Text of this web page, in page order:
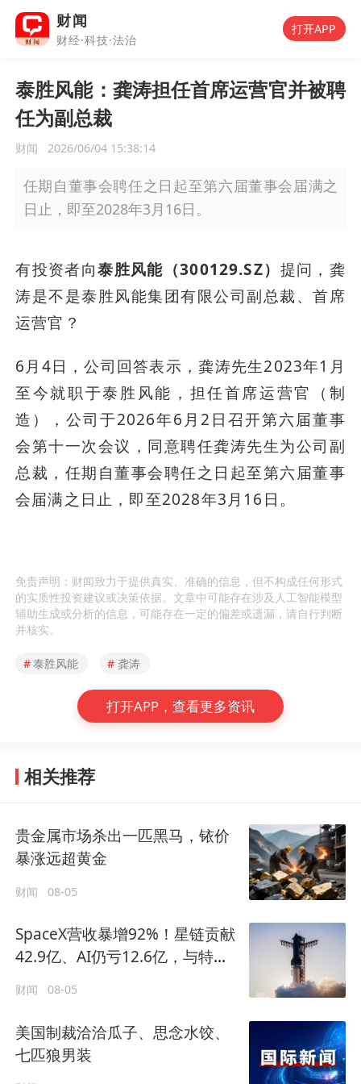
财闻
财经·科技·法治
打开APP
泰胜风能：龚涛担任首席运营官并被聘
任为副总裁
财闻 2026/06/04 15:38:14
任期自董事会聘任之日起至第六届董事会届满之
日止，即至2028年3月16日。
有投资者向泰胜风能（300129.SZ） 提问，龚
涛是不是泰胜风能集团有限公司副总裁、首席
运营官？
6月4日，公司回答表示，龚涛先生2023年1月
至今就职于泰胜风能，担任首席运营官（制
造），公司于2026年6月2日召开第六届董事
会第十一次会议，同意聘任龚涛先生为公司副
总裁，任期自董事会聘任之日起至第六届董事
会届满之日止，即至2028年3月16日。
免责声明：财闻致力于提供真实、准确的信息，但不构成任何形式
的实质性投资建议或决策依据。文章中可能存在涉及人工智能模型
辅助生成或分析的信息，可能存在一定的偏差或遗漏，请自行判断
并核实。
#泰胜风能 # 龚涛
打开APP，查看更多资讯
相关推荐
贵金属市场杀出一匹黑马，铱价
暴涨远超黄金
财闻 08-05
SpaceX营收暴增92%！星链贡献
42.9亿、AI仍亏12.6亿，与特斯
拉关联交易曝光
财闻 08-05
美国制裁洽洽瓜子、思念水饺、
七匹狼男装